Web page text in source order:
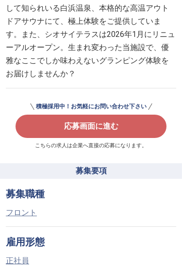
して知られいる白浜温泉、本格的な高温アウト
ドアサウナにて、極上体験をご提供していま
す。また、シオサイテラスは2026年1月にリニュ
ーアルオープン。生まれ変わった当施設で、優
雅なここでしか味わえないグランピング体験を
お届けしませんか？
積極採用中！お気軽にお問い合わせ下さい
応募画面に進む
こちらの求人は企業へ直接の応募になります。
募集要項
募集職種
フロント
雇用形態
正社員